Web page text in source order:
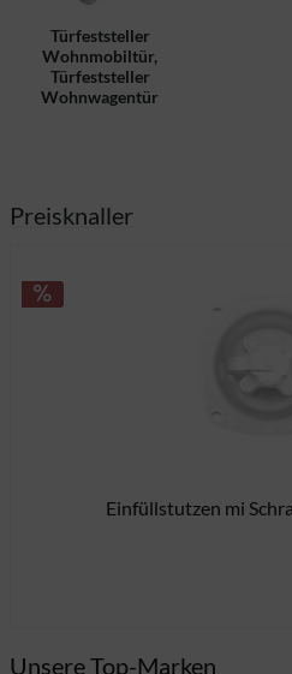
Türfeststeller
Wohnmobiltür,
Türfeststeller
Wohnwagentür
Preisknaller
Einfüllstutzen mi
Unsere Top-Marken